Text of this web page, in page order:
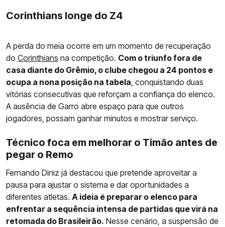
Corinthians longe do Z4
A perda do meia ocorre em um momento de recuperação
do Corinthians na competição. Com o triunfo fora de
casa diante do Grêmio, o clube chegou a 24 pontos e
ocupa a nona posição na tabela , conquistando duas
vitórias consecutivas que reforçam a confiança do elenco.
A ausência de Garro abre espaço para que outros
jogadores, possam ganhar minutos e mostrar serviço.
Técnico foca em melhorar o Timão antes de
pegar o Remo
Fernando Diniz já destacou que pretende aproveitar a
pausa para ajustar o sistema e dar oportunidades a
diferentes atletas. A ideia é preparar o elenco para
enfrentar a sequência intensa de partidas que virá na
retomada do Brasileirão. Nesse cenário, a suspensão de